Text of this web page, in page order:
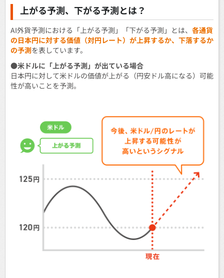
上がる予測、下がる予測とは？
AI外貨予測における「上がる予測」「下がる予測」とは、 各通貨
の日本円に対する価値（対円レート）が上昇するか、下落するか
の予測を表しています。
●米ドルに「上がる予測」が出ている場合
日本円に対して米ドルの価値が上がる（円安ドル高になる）可能
性が高いことを予測。